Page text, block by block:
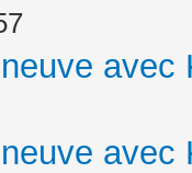
avec
avec